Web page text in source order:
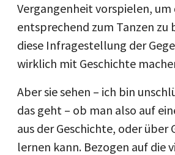
Vergangenheit vorspielen, um
entsprechend zum Tanzen zu
diese Infragestellung der
wirklich mit Geschichte
Aber sie sehen – ich bin
das geht – ob man also auf
aus der Geschichte, oder über
lernen kann. Bezogen auf die